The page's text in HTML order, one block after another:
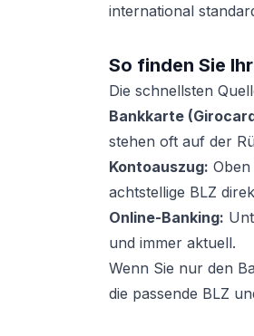
international
So finden Sie
Die schnellsten
Bankkarte
stehen oft auf der
Kontoauszug:
achtstellige BLZ
Online-Banking:
und immer aktuell.
Wenn Sie nur den
die passende BLZ